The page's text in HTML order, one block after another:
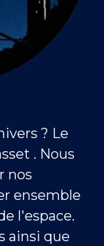
? Le
. Nous
nos
ensemble
l'espace.
ainsi que